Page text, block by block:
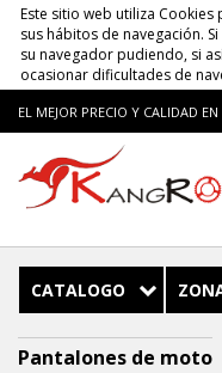
Este sitio web utiliza
sus hábitos de navegación.
su navegador pudiendo, si
ocasionar dificultades de
EL MEJOR PRECIO Y CALIDAD
CATALOGO
Pantalones de moto